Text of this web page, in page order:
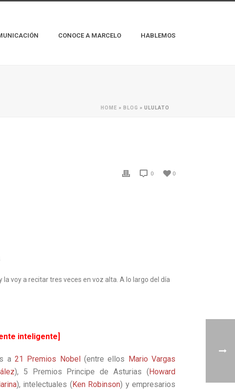
CONOCE A MARCELO HABLEMOS
HOME » BLOG » ULULATO
0
0
voy a recitar tres veces en voz alta. A lo largo del día
inteligente]
a21 Premios Nobel(entre ellos Mario Vargas
), 5 Premios Principe de Asturias (Howard
), intelectuales (Ken Robinson) y empresarios